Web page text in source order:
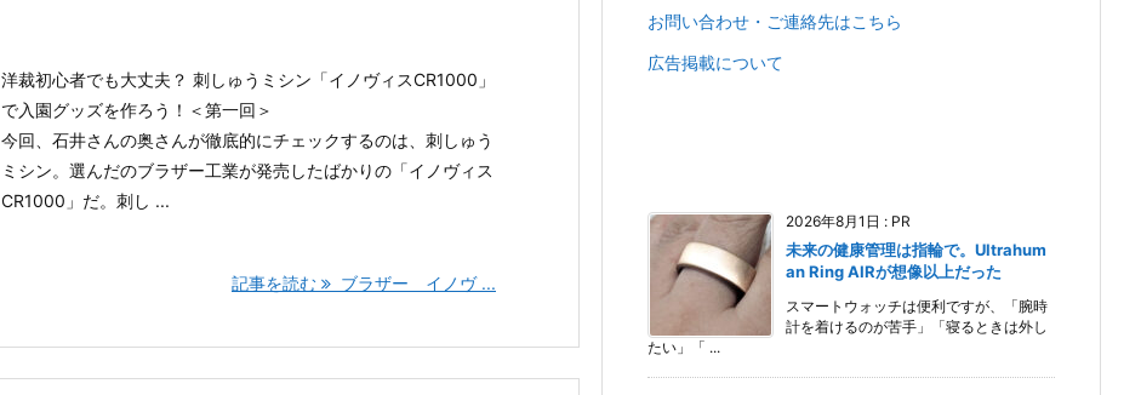
洋裁初心者でも大丈夫？ 刺しゅうミシン「イノヴィスCR1000」
で入園グッズを作ろう！＜第一回＞
今回、石井さんの奥さんが徹底的にチェックするのは、刺しゅう
ミシン。選んだのブラザー工業が発売したばかりの「イノヴィス
CR1000」だ。刺し ...
記事を読む ブラザー イノヴ ...
お問い合わせ・ご連絡先はこちら
広告掲載について
2026年8月1日 : PR
未来の健康管理は指輪で。Ultrahum
an Ring AIRが想像以上だった
スマートウォッチは便利ですが、「腕時
計を着けるのが苦手」「寝るときは外し
たい」「 ...